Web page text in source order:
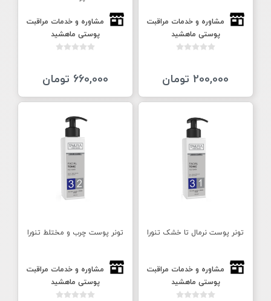
مشاوره و خدمات مراقبت
پوستی ماهشید
200,000 تومان
مشاوره و خدمات مراقبت
پوستی ماهشید
660,000 تومان
تونر پوست نرمال تا خشک تنورا
مشاوره و خدمات مراقبت
پوستی ماهشید
تونر پوست چرب و مختلط تنورا
مشاوره و خدمات مراقبت
پوستی ماهشید